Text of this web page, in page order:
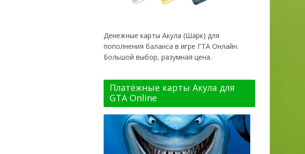
Денежные карты Акула (Шарк) для
пополнения баланса в игре ГТА Онлайн.
Большой выбор, разумная цена.
Платёжные карты Акула для
GTA Online